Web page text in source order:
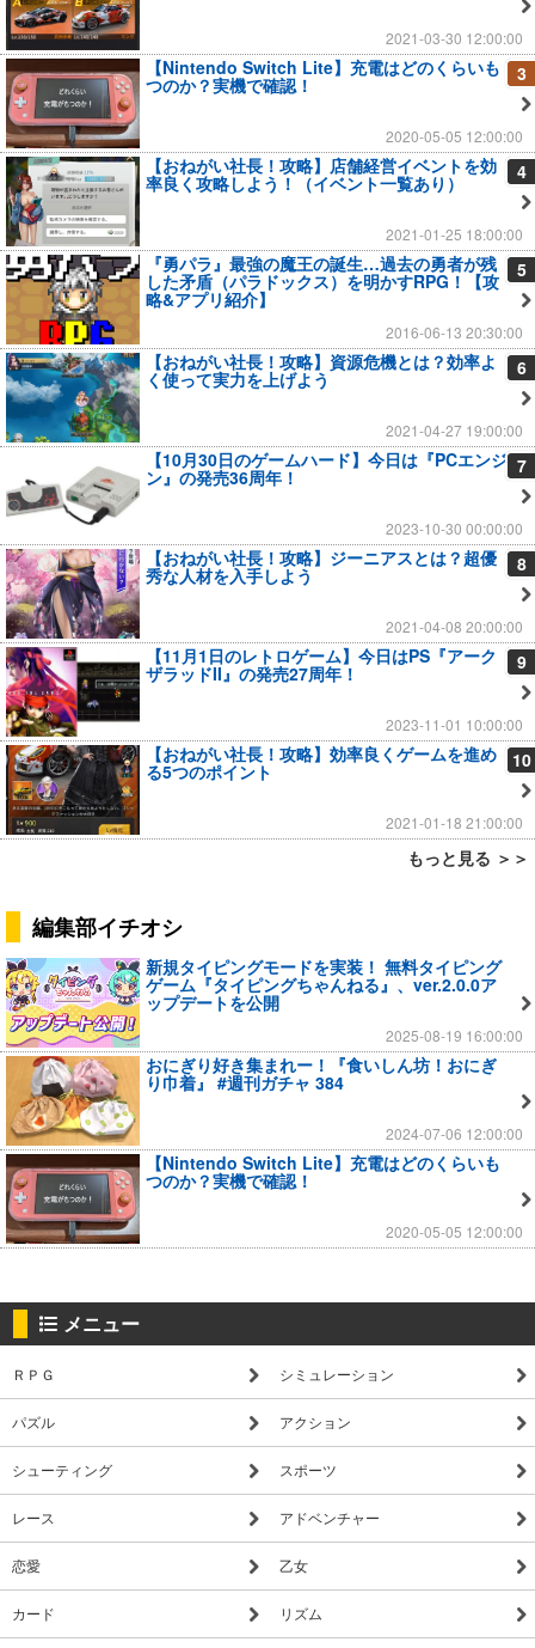
2021-03-30 12:00:00
3
【Nintendo Switch Lite】充電はどのくらいも
つのか？実機で確認！
2020-05-05 12:00:00
4
【おねがい社長！攻略】店舗経営イベントを効
率良く攻略しよう！（イベント一覧あり）
2021-01-25 18:00:00
5
『勇パラ』最強の魔王の誕生…過去の勇者が残
した矛盾（パラドックス）を明かすRPG！【攻
略&アプリ紹介】
2016-06-13 20:30:00
6
【おねがい社長！攻略】資源危機とは？効率よ
く使って実力を上げよう
2021-04-27 19:00:00
7
【10月30日のゲームハード】今日は『PCエンジ
ン』の発売36周年！
2023-10-30 00:00:00
8
【おねがい社長！攻略】ジーニアスとは？超優
秀な人材を入手しよう
2021-04-08 20:00:00
9
【11月1日のレトロゲーム】今日はPS『アーク
ザラッドII』の発売27周年！
2023-11-01 10:00:00
10
【おねがい社長！攻略】効率良くゲームを進め
る5つのポイント
2021-01-18 21:00:00
もっと見る ＞＞
編集部イチオシ
新規タイピングモードを実装！ 無料タイピング
ゲーム『タイピングちゃんねる』、ver.2.0.0ア
ップデートを公開
2025-08-19 16:00:00
おにぎり好き集まれー！『食いしん坊！おにぎ
り巾着』 #週刊ガチャ 384
2024-07-06 12:00:00
【Nintendo Switch Lite】充電はどのくらいも
つのか？実機で確認！
2020-05-05 12:00:00
メニュー
ＲＰＧ シミュレーション
パズル アクション
シューティング スポーツ
レース アドベンチャー
恋愛 乙女
カード リズム